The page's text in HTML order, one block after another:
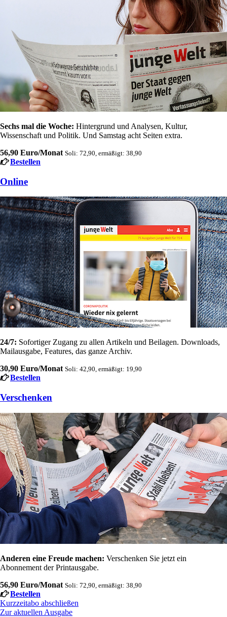
Sechs mal die Woche: Hintergrund und Analysen, Kultur,
Wissenschaft und Politik. Und Samstag acht Seiten extra.
56,90 Euro/Monat Soli: 72,90, ermäßigt: 38,90
Bestellen
Online
24/7: Sofortiger Zugang zu allen Artikeln und Beilagen. Downloads,
Mailausgabe, Features, das ganze Archiv.
30,90 Euro/Monat Soli: 42,90, ermäßigt: 19,90
Bestellen
Verschenken
Anderen eine Freude machen: Verschenken Sie jetzt ein
Abonnement der Printausgabe.
56,90 Euro/Monat Soli: 72,90, ermäßigt: 38,90
Bestellen
Kurzzeitabo abschließen
Zur aktuellen Ausgabe